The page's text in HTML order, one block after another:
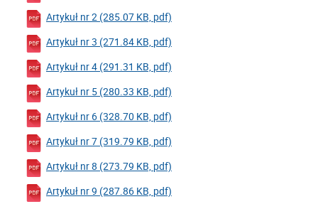
Artykuł nr 2 (285.07 KB, pdf)
Artykuł nr 3 (271.84 KB, pdf)
Artykuł nr 4 (291.31 KB, pdf)
Artykuł nr 5 (280.33 KB, pdf)
Artykuł nr 6 (328.70 KB, pdf)
Artykuł nr 7 (319.79 KB, pdf)
Artykuł nr 8 (273.79 KB, pdf)
Artykuł nr 9 (287.86 KB, pdf)